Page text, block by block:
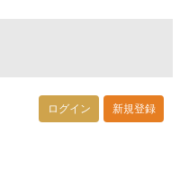
ログイン 新規登録